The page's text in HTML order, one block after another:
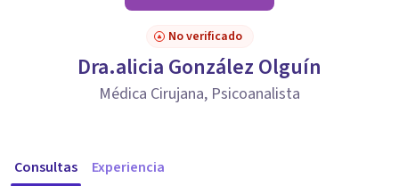
No verificado
Dra.alicia González Olguín
Médica Cirujana, Psicoanalista
Consultas Experiencia